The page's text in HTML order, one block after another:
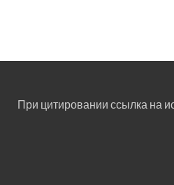
При цитировании ссылка на